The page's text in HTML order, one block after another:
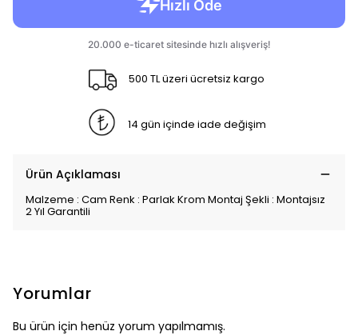
500 TL üzeri ücretsiz kargo
14 gün içinde iade değişim
Ürün Açıklaması
Malzeme : Cam Renk : Parlak Krom Montaj Şekli : Montajsız
2 Yıl Garantili
Yorumlar
Bu ürün için henüz yorum yapılmamış.